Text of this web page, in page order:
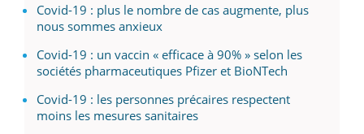
Covid-19 : plus le nombre de cas augmente, plus
nous sommes anxieux
Covid-19 : un vaccin « efficace à 90% » selon les
sociétés pharmaceutiques Pfizer et BioNTech
Covid-19 : les personnes précaires respectent
moins les mesures sanitaires